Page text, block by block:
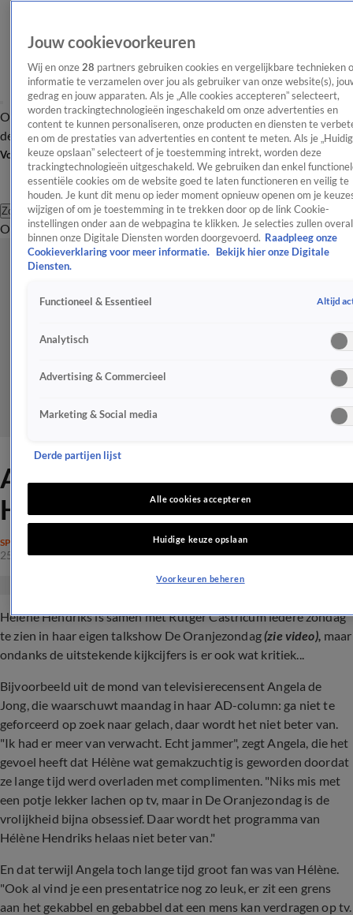
OverzichtAfleveringen Entertainment TV Algemeen
Tip
de redactieNieuwsbrief
Volg Shownieuws
Zoeken
OverzichtEntertainmentSpraakmakendRealityCrimeVideo's
Angela de Jong waarschuwt
Hélène Hendriks
SPRAAKMAKEND
25 mrt 2024, 16:27
Hélène Hendriks is samen met Rutger Castricum iedere zondag
te zien in haar eigen talkshow De Oranjezondag(zie video), maar
ondanks de uitstekende kijkcijfers is er ook wat kritiek...
Bijvoorbeeld uit de mond van televisierecensent Angela de
Jong, die waarschuwt maandag in haar AD-column: ga niet te
geforceerd op zoek naar gelach, daar wordt het niet beter van.
"Ik had er meer van verwacht. Echt jammer", zegt Angela, die het
gevoel heeft dat Hélène wat gemakzuchtig is geworden doordat
ze lange tijd werd overladen met complimenten. "Niks mis met
een potje lekker lachen op tv, maar in De Oranjezondag is de
vrolijkheid bijna obsessief. Daar wordt het programma van
Hélène Hendriks helaas niet beter van."
En dat terwijl Angela toch lange tijd groot fan was van Hélène.
"Ook al vind je een presentatrice nog zo leuk, er zit een grens
aan het gekabbel en gebabbel dat een mens kan verdragen op tv.
Jouw cookievoorkeuren
Wij en onze 28 partners gebruiken cookies en vergelijkbare technieken
informatie te verzamelen over jou als gebruiker van onze website(s),
gedrag en jouw apparaten. Als je „Alle cookies accepteren” selecteert,
worden trackingtechnologieën ingeschakeld om onze advertenties en
content te kunnen personaliseren, onze producten en diensten te
en om de prestaties van advertenties en content te meten. Als je
keuze opslaan” selecteert of je toestemming intrekt, worden deze
trackingtechnologieën uitgeschakeld. We gebruiken dan enkel
essentiële cookies om de website goed te laten functioneren en veilig te
houden. Je kunt dit menu op ieder moment opnieuw openen om je
wijzigen of om je toestemming in te trekken door op de link Cookie-
instellingen onder aan de webpagina te klikken. Je selecties zullen overal
binnen onze Digitale Diensten worden doorgevoerd. Raadpleeg onze
Cookieverklaring voor meer informatie.
Bekijk hier onze Digitale
Diensten.
Functioneel & Essentieel Altijd
Analytisch
Advertising & Commercieel
Marketing & Social media
Derde partijen lijst
Alle cookies accepteren
Huidige keuze opslaan
Voorkeuren beheren